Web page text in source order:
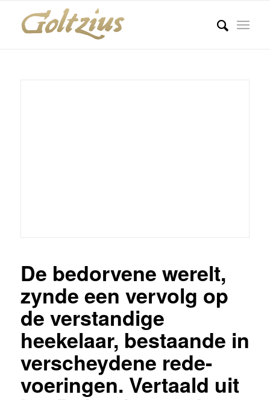
De bedorvene werelt,
zynde een vervolg op
de verstandige
heekelaar, bestaande in
verscheydene rede-
voeringen. Vertaald uit